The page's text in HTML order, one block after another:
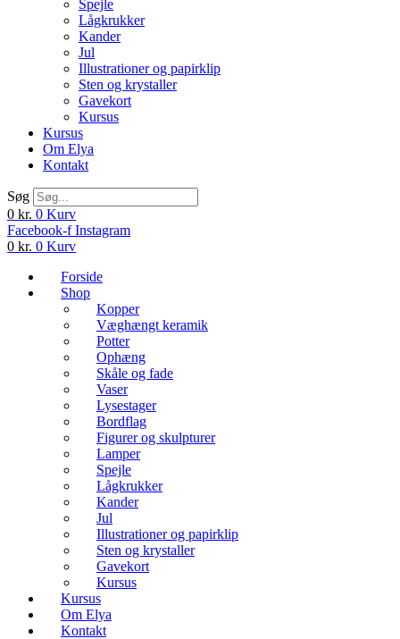
Spejle
Lågkrukker
Kander
Jul
Illustrationer og papirklip
Sten og krystaller
Gavekort
Kursus
Kursus
Om Elya
Kontakt
Søg
0 kr. 0 Kurv
Facebook-f Instagram
0 kr. 0 Kurv
Forside
Shop
Kopper
Væghængt keramik
Potter
Ophæng
Skåle og fade
Vaser
Lysestager
Bordflag
Figurer og skulpturer
Lamper
Spejle
Lågkrukker
Kander
Jul
Illustrationer og papirklip
Sten og krystaller
Gavekort
Kursus
Kursus
Om Elya
Kontakt